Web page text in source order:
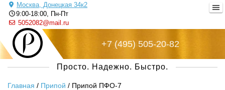
Москва, Донецкая 34к2
9:00-18:00, Пн-Пт
5052082@mail.ru
Русский металл
+7 (495) 505-20-82
Просто. Надежно. Быстро.
Главная / Припой / Припой ПФО-7